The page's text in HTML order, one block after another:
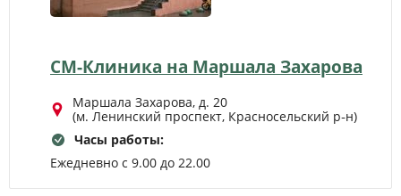
СМ-Клиника на Маршала Захарова
Маршала Захарова, д. 20
(м. Ленинский проспект, Красносельский р‑н)
Часы работы:
Ежедневно с 9.00 до 22.00